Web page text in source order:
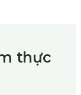
thực